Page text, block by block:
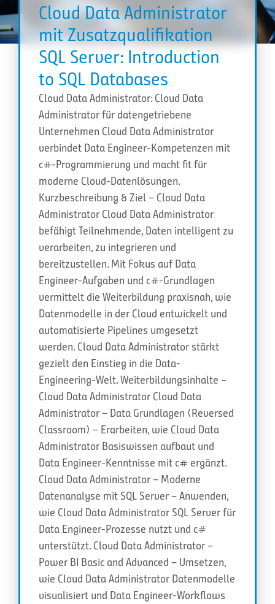
Cloud Data Administrator
mit Zusatzqualifikation
SQL Server: Introduction
to SQL Databases
Cloud Data Administrator: Cloud Data
Administrator für datengetriebene
Unternehmen Cloud Data Administrator
verbindet Data Engineer-Kompetenzen mit
c#-Programmierung und macht fit für
moderne Cloud-Datenlösungen.
Kurzbeschreibung & Ziel – Cloud Data
Administrator Cloud Data Administrator
befähigt Teilnehmende, Daten intelligent zu
verarbeiten, zu integrieren und
bereitzustellen. Mit Fokus auf Data
Engineer-Aufgaben und c#-Grundlagen
vermittelt die Weiterbildung praxisnah, wie
Datenmodelle in der Cloud entwickelt und
automatisierte Pipelines umgesetzt
werden. Cloud Data Administrator stärkt
gezielt den Einstieg in die Data-
Engineering-Welt. Weiterbildungsinhalte –
Cloud Data Administrator Cloud Data
Administrator – Data Grundlagen (Reversed
Classroom) – Erarbeiten, wie Cloud Data
Administrator Basiswissen aufbaut und
Data Engineer-Kenntnisse mit c# ergänzt.
Cloud Data Administrator – Moderne
Datenanalyse mit SQL Server – Anwenden,
wie Cloud Data Administrator SQL Server für
Data Engineer-Prozesse nutzt und c#
unterstützt. Cloud Data Administrator –
Power BI Basic and Advanced – Umsetzen,
wie Cloud Data Administrator Datenmodelle
visualisiert und Data Engineer-Workflows